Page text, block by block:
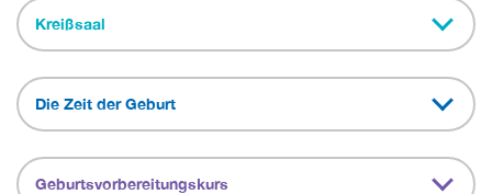
Kreißsaal
Die Zeit der Geburt
Geburtsvorbereitungskurs